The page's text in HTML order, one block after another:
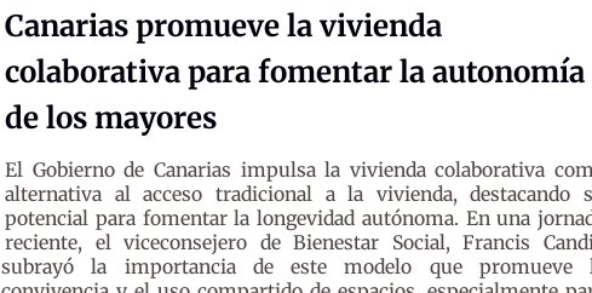
Canarias promueve la vivienda
colaborativa para fomentar la autonomía
de los mayores
El Gobierno de Canarias impulsa la vivienda colaborativa
alternativa al acceso tradicional a la vivienda, destacando
potencial para fomentar la longevidad autónoma. En una
reciente, el viceconsejero de Bienestar Social, Francis
subrayó la importancia de este modelo que promueve